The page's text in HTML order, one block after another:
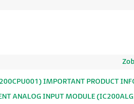
IMPORTANT PRODUCT
ANALOG INPUT MODULE